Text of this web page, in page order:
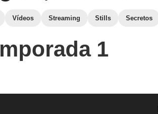
Vídeos Streaming Stills Secretos
1